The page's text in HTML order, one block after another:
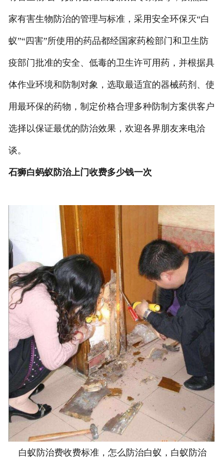
家有害生物防治的管理与标准，采用安全环保灭“白
蚁”“四害”所使用的药品都经国家药检部门和卫生防
疫部门批准的安全、低毒的卫生许可用药，并根据具
体作业环境和防制对象，选取最适宜的器械药剂、使
用最环保的药物，制定价格合理多种防制方案供客户
选择以保证最优的防治效果，欢迎各界朋友来电洽
谈。
石狮白蚂蚁防治上门收费多少钱一次
白蚁防治费收费标准，怎么防治白蚁，白蚁防治